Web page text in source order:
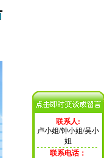
联系人:
卢小姐/钟小姐/吴小
姐
联系电话：